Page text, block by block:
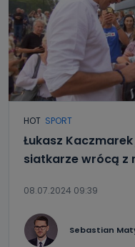
HOT SPORT
Łukasz
siatkarze wrócą z
08.07.2024 09:39
Sebastian